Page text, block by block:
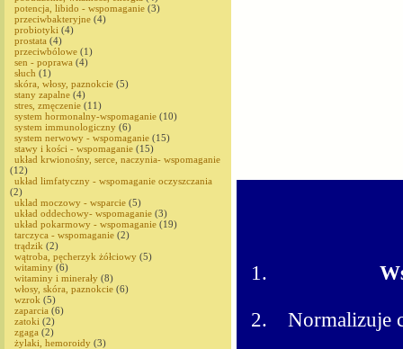
potencja, libido - wspomaganie (3)
przeciwbakteryjne (4)
probiotyki (4)
prostata (4)
przeciwbólowe (1)
sen - poprawa (4)
słuch (1)
skóra, włosy, paznokcie (5)
stany zapalne (4)
stres, zmęczenie (11)
system hormonalny-wspomaganie (10)
system immunologiczny (6)
system nerwowy - wspomaganie (15)
stawy i kości - wspomaganie (15)
układ krwionośny, serce, naczynia- wspomaganie
(12)
układ limfatyczny - wspomaganie oczyszczania
(2)
uklad moczowy - wsparcie (5)
układ oddechowy- wspomaganie (3)
układ pokarmowy - wspomaganie (19)
tarczyca - wspomaganie (2)
trądzik (2)
wątroba, pęcherzyk żółciowy (5)
witaminy (6)
witaminy i minerały (8)
włosy, skóra, paznokcie (6)
wzrok (5)
zaparcia (6)
zatoki (2)
zgaga (2)
żylaki, hemoroidy (3)
Normalizuje